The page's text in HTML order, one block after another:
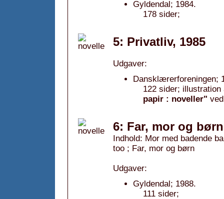
Gyldendal; 1984.
178 sider;
5: Privatliv, 1985
Udgaver:
Dansklærerforeningen;
122 sider;
papir : noveller"
6: Far, mor og
Indhold: Mor med badende
too ; Far, mor og børn
Udgaver:
Gyldendal; 1988.
111 sider;